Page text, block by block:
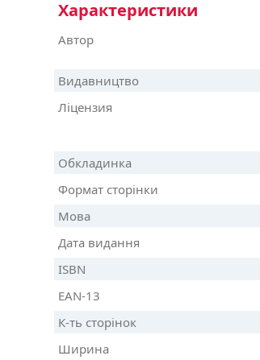
Характеристики
Автор
Видавництво
Ліцензия
Обкладинка
Формат сторінки
Мова
Дата видання
ISBN
EAN-13
К-ть сторінок
Ширина